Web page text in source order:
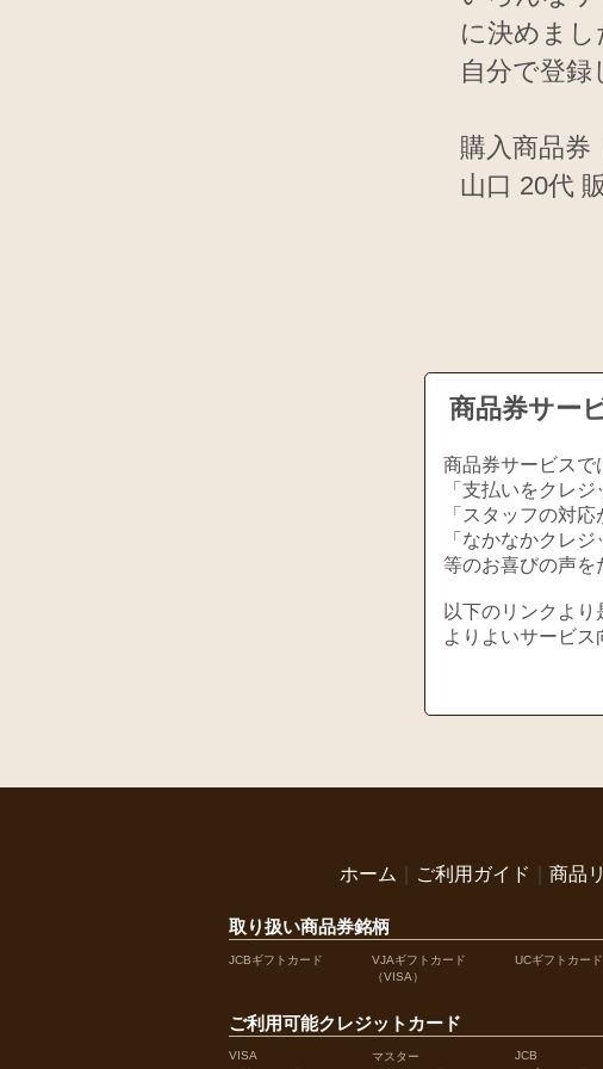
に決めまし
自分で登
購入商品券
山口 20代
商品券サー
商品券サービスで
「支払いをクレ
「スタッフの対
「なかなかクレ
等のお喜びの声を
以下のリンクより
よりよいサービス
ホーム ご利用ガイド 商品
取り扱い商品券銘柄
JCBギフトカード
VJAギフトカード
（VISA）
UCギフトカード
ご利用可能クレジットカード
VISA マスター JCB